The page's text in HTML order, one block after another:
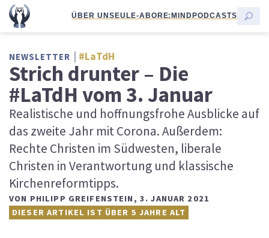
ÜBER UNSEULE-ABORE:MINDPODCASTS
NEWSLETTER #LaTdH
Strich drunter – Die
#LaTdH vom 3. Januar
Realistische und hoffnungsfrohe Ausblicke auf
das zweite Jahr mit Corona. Außerdem:
Rechte Christen im Südwesten, liberale
Christen in Verantwortung und klassische
Kirchenreformtipps.
VON PHILIPP GREIFENSTEIN , 3. JANUAR 2021
DIESER ARTIKEL IST ÜBER 5 JAHRE ALT